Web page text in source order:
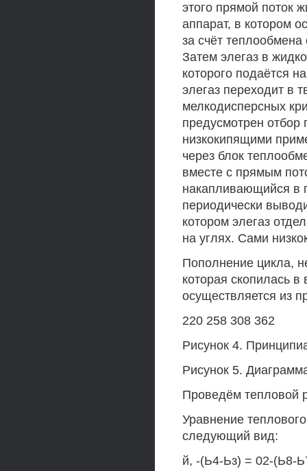
этого прямой поток
аппарат, в котором
за счёт
Затем элегаз в
которого подаётся
элегаз переходит в
мелкодисперсных
предусмотрен
низкокипящими
через блок
вместе с прямым
накапливающийся в
периодически
котором элегаз
на углях. Сами
Пополнение цикла,
которая скопилась
осуществляется из
220 258 308 362
Рисунок 4.
Рисунок 5.
Проведём тепловой
Уравнение
следующий вид:
й, -(Ь4-Ьз) = 02-(Ь8-